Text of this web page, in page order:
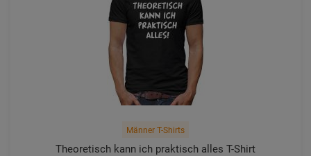
Männer T-Shirts
Theoretisch kann ich praktisch alles T-Shirt